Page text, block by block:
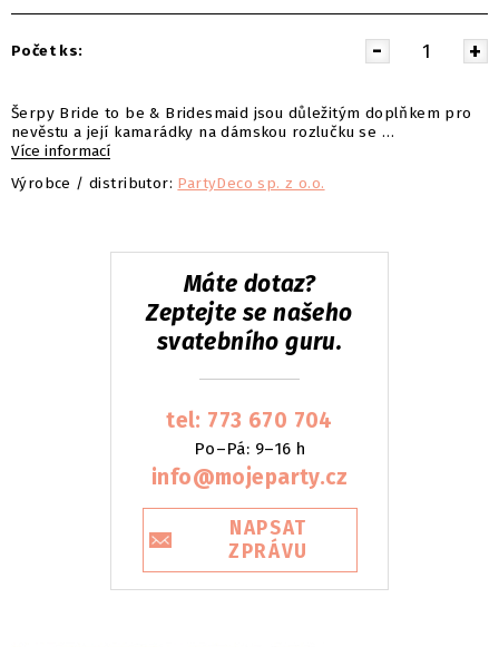
Šerpy Bride to be & Bridesmaid jsou důležitým doplňkem pro
nevěstu a její kamarádky na dámskou rozlučku se …
Více informací
Výrobce / distributor: PartyDeco sp. z o.o.
Počet ks:
Máte dotaz?
Zeptejte se našeho
svatebního guru.
tel: 773 670 704
Po–Pá: 9–16 h
info@mojeparty.cz
NAPSAT
ZPRÁVU